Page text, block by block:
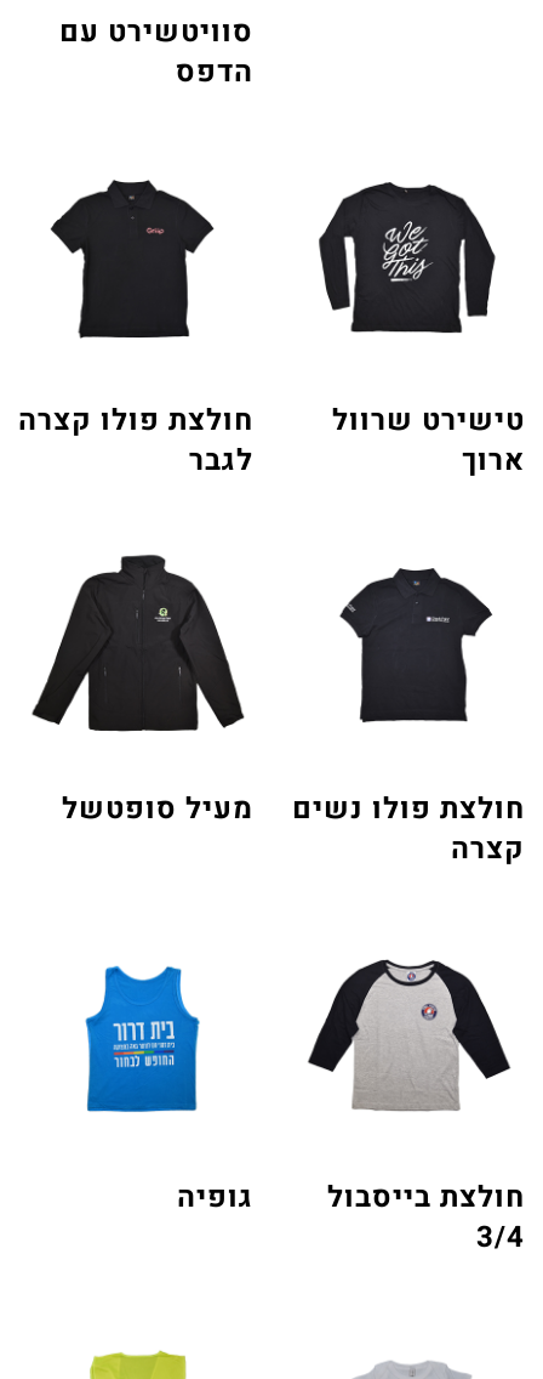
סוויטשירט עם
הדפס
טישירט שרוול
ארוך
חולצת פולו קצרה
לגבר
חולצת פולו נשים
קצרה
מעיל סופטשל
חולצת בייסבול
3/4
גופיה